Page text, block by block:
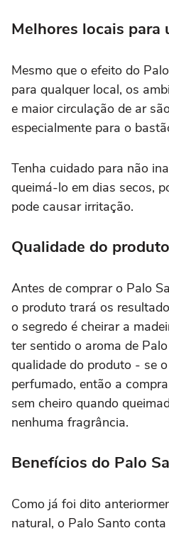
Melhores locais para
Mesmo que o efeito do
para qualquer local, os
e maior circulação de ar
especialmente para o
Tenha cuidado para não
queimá-lo em dias secos,
pode causar irritação.
Qualidade do produto
Antes de comprar o Palo
o produto trará os
o segredo é cheirar a
ter sentido o aroma de
qualidade do produto - se
perfumado, então a
sem cheiro quando
nenhuma fragrância.
Benefícios do Palo
Como já foi dito
natural, o Palo Santo